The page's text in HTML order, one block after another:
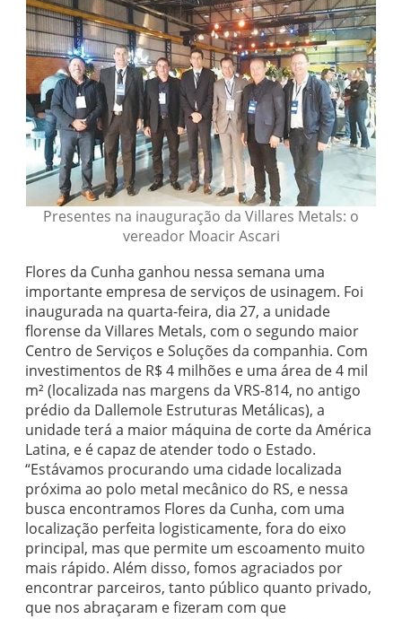
Presentes na inauguração da Villares Metals: o
vereador Moacir Ascari
Flores da Cunha ganhou nessa semana uma
importante empresa de serviços de usinagem. Foi
inaugurada na quarta-feira, dia 27, a unidade
florense da Villares Metals, com o segundo maior
Centro de Serviços e Soluções da companhia. Com
investimentos de R$ 4 milhões e uma área de 4 mil
m² (localizada nas margens da VRS-814, no antigo
prédio da Dallemole Estruturas Metálicas), a
unidade terá a maior máquina de corte da América
Latina, e é capaz de atender todo o Estado.
“Estávamos procurando uma cidade localizada
próxima ao polo metal mecânico do RS, e nessa
busca encontramos Flores da Cunha, com uma
localização perfeita logisticamente, fora do eixo
principal, mas que permite um escoamento muito
mais rápido. Além disso, fomos agraciados por
encontrar parceiros, tanto público quanto privado,
que nos abraçaram e fizeram com que